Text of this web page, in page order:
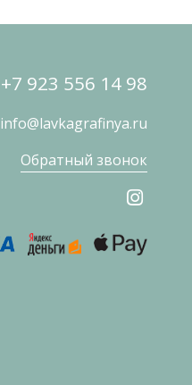
+7 923 556 14 98
info@lavkagrafinya.ru
Обратный звонок